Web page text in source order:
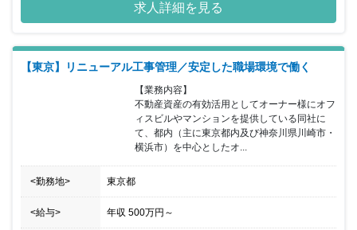
求人詳細を見る
【東京】リニューアル工事管理／安定した職場環境で働く
【業務内容】
不動産資産の有効活用としてオーナー様にオフ
ィスビルやマンションを提供している同社に
て、都内（主に東京都内及び神奈川県川崎市・
横浜市）を中心としたオ...
<勤務地> 東京都
<給与> 年収 500万円 ～